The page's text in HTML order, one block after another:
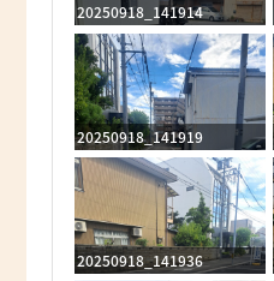
20250918_141914
20250918_141919
20250918_141936